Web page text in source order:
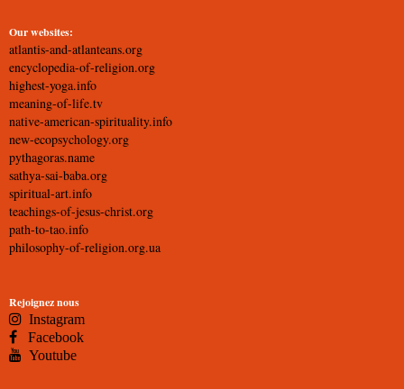
Our websites:
atlantis-and-atlanteans.org
encyclopedia-of-religion.org
highest-yoga.info
meaning-of-life.tv
native-american-spirituality.info
new-ecopsychology.org
pythagoras.name
sathya-sai-baba.org
spiritual-art.info
teachings-of-jesus-christ.org
path-to-tao.info
philosophy-of-religion.org.ua
Rejoignez nous
Instagram
Facebook
Youtube